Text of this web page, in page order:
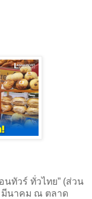
นทัวร์ ทั่วไทย” (ส่วน
มีนาคม ณ ตลาด